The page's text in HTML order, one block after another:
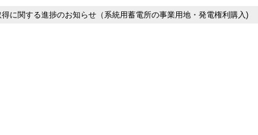
関するお知らせ
に関する進捗のお知らせ（系統用蓄電所の事業用地・発電権利購入)